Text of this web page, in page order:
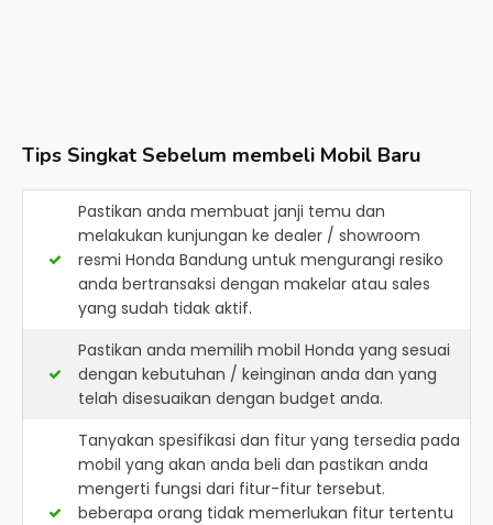
Tips Singkat Sebelum membeli Mobil Baru
Pastikan anda membuat janji temu dan
melakukan kunjungan ke dealer / showroom
resmi Honda Bandung untuk mengurangi resiko
anda bertransaksi dengan makelar atau sales
yang sudah tidak aktif.
Pastikan anda memilih mobil Honda yang sesuai
dengan kebutuhan / keinginan anda dan yang
telah disesuaikan dengan budget anda.
Tanyakan spesifikasi dan fitur yang tersedia pada
mobil yang akan anda beli dan pastikan anda
mengerti fungsi dari fitur-fitur tersebut.
beberapa orang tidak memerlukan fitur tertentu